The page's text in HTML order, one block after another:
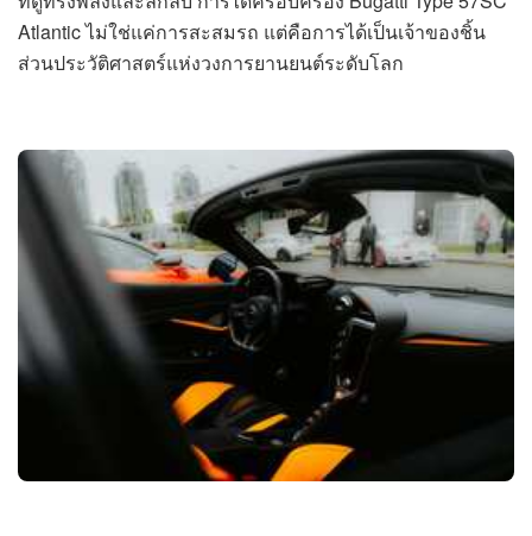
Atlantic ไม่ใช่แค่การสะสมรถ แต่คือการได้เป็นเจ้าของชิ้น
ส่วนประวัติศาสตร์แห่งวงการยานยนต์ระดับโลก